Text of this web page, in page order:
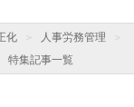
化 人事労務管理
特集記事一覧